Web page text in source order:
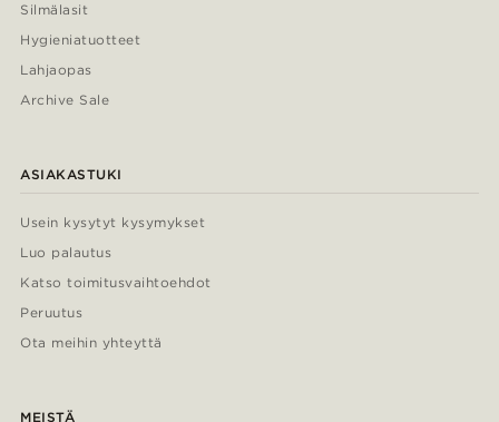
Silmälasit
Hygieniatuotteet
Lahjaopas
Archive Sale
ASIAKASTUKI
Usein kysytyt kysymykset
Luo palautus
Katso toimitusvaihtoehdot
Peruutus
Ota meihin yhteyttä
MEISTÄ